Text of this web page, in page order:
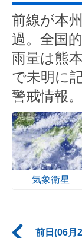
前線が本
過。全国
雨量は熊
で未明に
警戒情報。
気象衛星
前日(06月